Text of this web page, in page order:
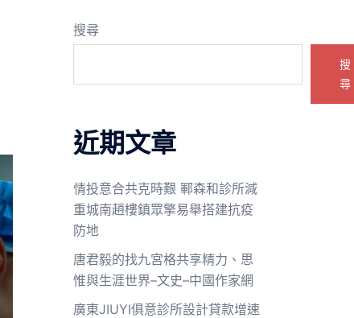
搜尋
搜
尋
近期文章
情投意合共克時艱 鄆森和診所減
重城南趙樓鎮眾擎易舉搭建抗疫
防地
唐君毅的找九宮格共享精力、思
惟與生涯世界–文史–中國作家網
廣東JIUYI俱意診所設計貸款增速